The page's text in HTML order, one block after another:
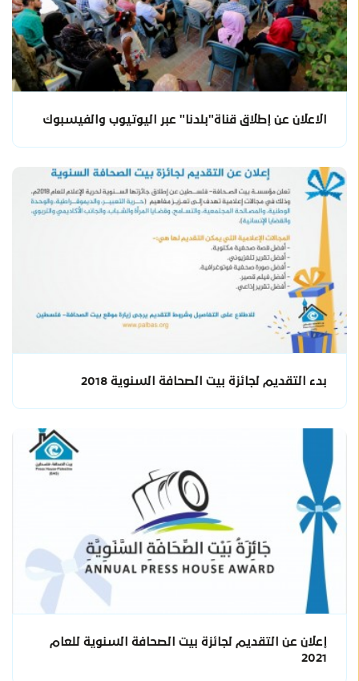
الاعلان عن إطلاق قناة"بلدنا" عبر اليوتيوب والفيسبوك
بدء التقديم لجائزة بيت الصحافة السنوية 2018
إعلان عن التقديم لجائزة بيت الصحافة السنوية للعام
2021